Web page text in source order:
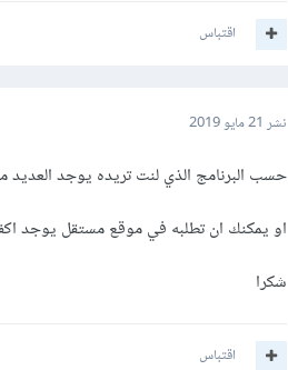
اقتباس
نشر 21 مايو 2019
حسب البرنامج الذي لنت تريده يوجد
او يمكنك ان تطلبه في موقع مستقل يوجد
شكرا
اقتباس